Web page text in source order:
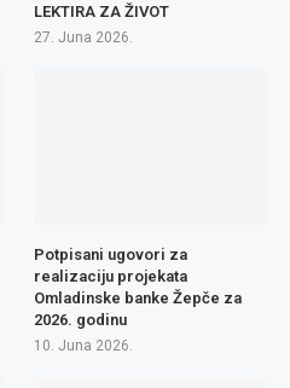
LEKTIRA ZA ŽIVOT
27. Juna 2026.
Potpisani ugovori za
realizaciju projekata
Omladinske banke Žepče za
2026. godinu
10. Juna 2026.